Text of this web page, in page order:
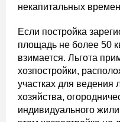
некапитальных
Если постройка
площадь не более 50
взимается. Льгота
хозпостройки,
участках для ведения
хозяйства,
индивидуального